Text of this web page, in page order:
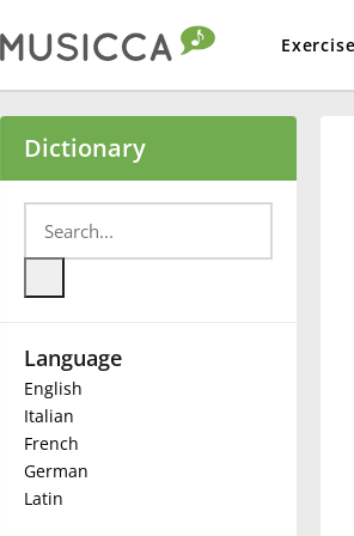
Български
Deutsch
Dictionary
Language
English
Italian
French
German
Latin